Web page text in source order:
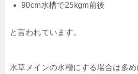
90cm水槽で25kgm前後
と言われています。
水草メインの水槽にする場合は多